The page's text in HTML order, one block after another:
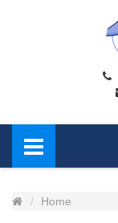
Home